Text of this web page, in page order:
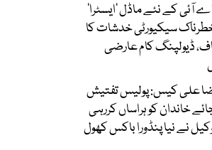
آئی کے نئے ماڈل ’ایسٹرا‘
سیکیورٹی خدشات کا
ڈیولپنگ کام عارضی
علی کیس: پولیس تفتیش
خاندان کو ہراساں کررہی
نے نیا پنڈورا باکس کھول